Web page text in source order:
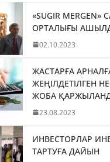
«SUGIR MERGEN»
ОРТАЛЫҒЫ
02.10.2023
ЖАСТАРҒА
ЖЕҢІЛДЕТІЛГЕН
ЖОБА
23.08.2023
ИНВЕСТОРЛАР
ТАРТУҒА ДАЙЫН